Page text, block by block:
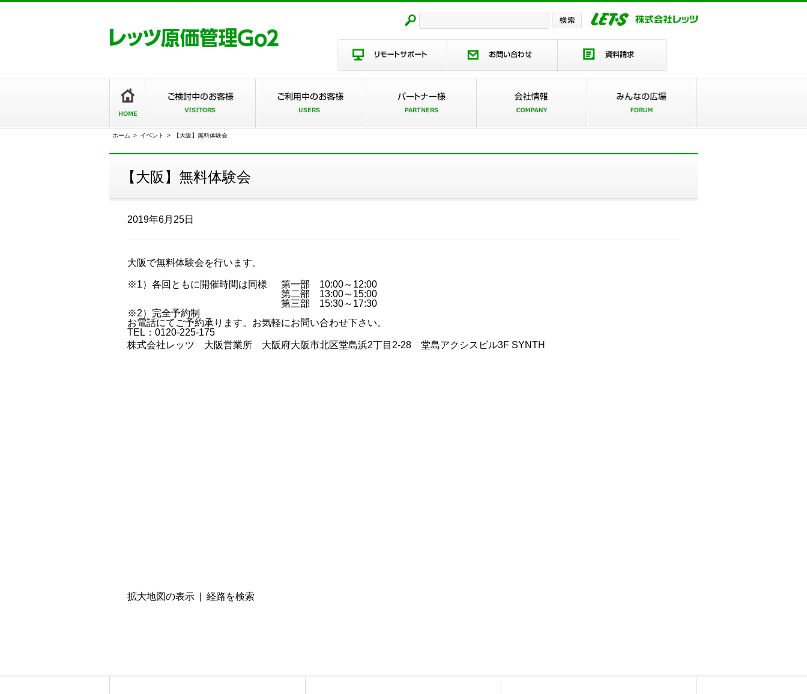
ホーム > イベント > 【大阪】無料体験会
【大阪】無料体験会
2019年6月25日
大阪で無料体験会を行います。
※1）各回ともに開催時間は同様
第一部 10:00～12:00
第二部 13:00～15:00
第三部 15:30～17:30
※2）完全予約制
お電話にてご予約承ります。お気軽にお問い合わせ下さい。
TEL：0120-225-175
株式会社レッツ 大阪営業所 大阪府大阪市北区堂島浜2丁目2-28 堂島アクシスビル3F SYNTH
拡大地図の表示 経路を検索